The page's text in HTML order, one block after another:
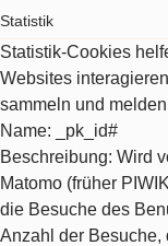
Statistik
Statistik-Cookies
Websites
sammeln und
Name: _pk_id#
Beschreibung: Wird
Matomo (früher
die Besuche des
Anzahl der Besuche,